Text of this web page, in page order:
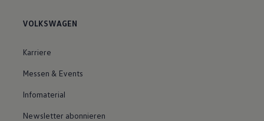
VOLKSWAGEN
Karriere
Messen & Events
Infomaterial
Newsletter abonnieren